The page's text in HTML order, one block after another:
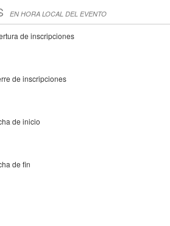
EN HORA LOCAL DEL EVENTO
de inscripciones
de inscripciones
de inicio
de fin